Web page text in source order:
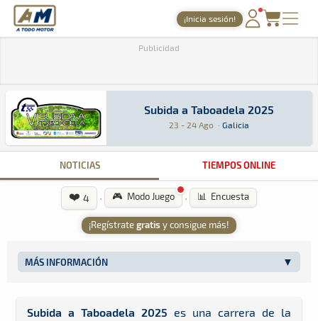
A Todo Motor · Revista del motor desde 1999
¡Inicia sesión!
NOTICIAS
AGENDA
GALERÍAS
TIENDA
ARCHIVO
2025 » Agosto
Publicidad
Subida a Taboadela 2025
Subida a Taboadela 2025
23 - 24 Ago · Galicia
Montaña · Subida a Taboadela 2025: Aquí
Galicia
NOTICIAS TIEMPOS ONLINE
❤️ 4 · 🎮 Modo Juego · 📊 Encuesta
¡Regístrategratis y consigue más!
MÁS INFORMACIÓN
Subida a Taboadela 2025 es una carrera de la